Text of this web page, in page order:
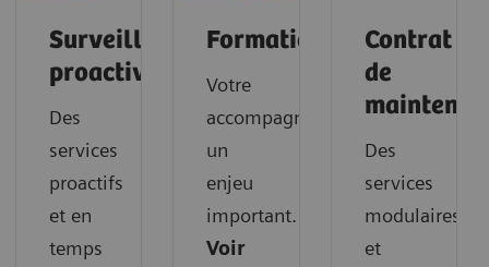
Surveillance
proactive
Des
services
proactifs
et en
temps
Formations
Votre
accompagnement,
un
enjeu
important.
Voir
Contrat
de
Des
services
modulaires
et